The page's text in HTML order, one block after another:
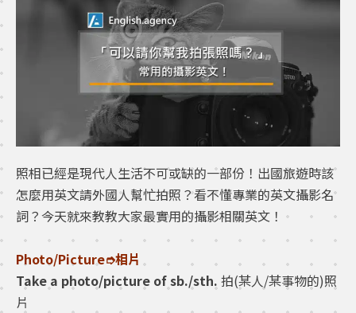
照相已經是現代人生活不可或缺的一部份！出國旅遊時該
怎麼用英文請外國人幫忙拍照？看不懂專業的英文攝影名
詞？今天就來教教大家最實用的攝影相關英文！
Photo/Picture➮相片
Take a photo/picture of sb./sth. 拍(某人/某事物的)照
片